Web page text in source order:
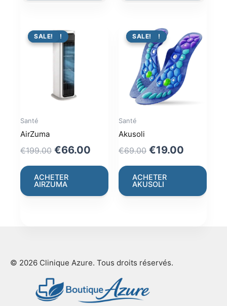
PROMO !
SALE!
Santé
AirZuma
€199.00 Original
price
was:
€199.00.
€66.00 Current
price
€66.00.
ACHETER
AIRZUMA
PROMO !
SALE!
Santé
Akusoli
€69.00 Original
price
was:
€69.00.
€19.00
price
€19.00.
ACHETER
AKUSOLI
© 2026 Clinique Azure. Tous droits réservés.